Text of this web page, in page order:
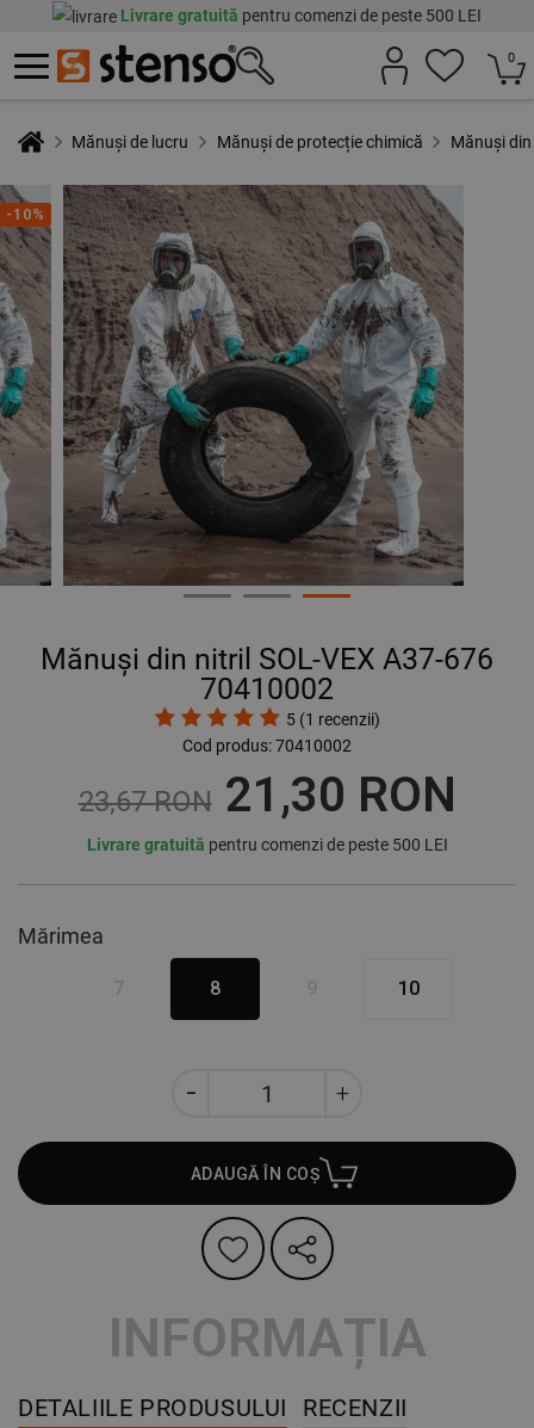
Livrare gratuită pentru comenzi de peste 500 LEI
0
Mănuși de lucru Mănuși de protecție chimică Mănuși
-10%
Mănuși din nitril SOL-VEX A37-676
70410002
5 (1 recenzii)
Cod produs:70410002
23,67 RON 21,30 RON
Livrare gratuită pentru comenzi de peste 500 LEI
Mărimea
8 10
ADAUGĂ ÎN COȘ
INFORMAȚIA
DETALIILE PRODUSULUI RECENZII